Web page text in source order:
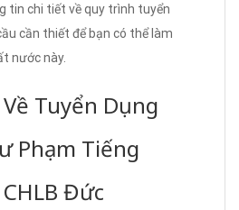
tin chi tiết về quy trình tuyển
cần thiết để bạn có thể làm
nước này.
Tuyển Dụng
Phạm Tiếng
Đức